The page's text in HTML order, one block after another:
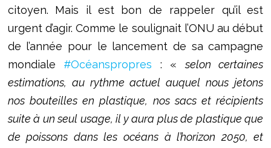
citoyen. Mais il est bon de rappeler qu’il est
urgent d’agir. Comme le soulignait l’ONU au début
de l’année pour le lancement de sa campagne
mondiale #Océanspropres : «selon certaines
estimations, au rythme actuel auquel nous jetons
nos bouteilles en plastique, nos sacs et récipients
suite à un seul usage, il y aura plus de plastique que
de poissons dans les océans à l’horizon 2050, et